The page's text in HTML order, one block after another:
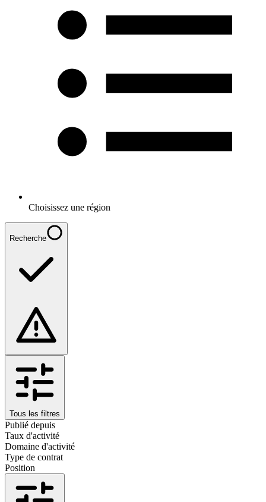
Choisissez une région
Recherche
Tous les filtres
Publié depuis
Taux d'activité
Domaine d'activité
Type de contrat
Position